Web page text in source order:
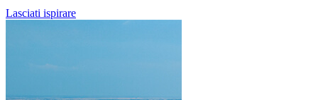
Lasciati ispirare